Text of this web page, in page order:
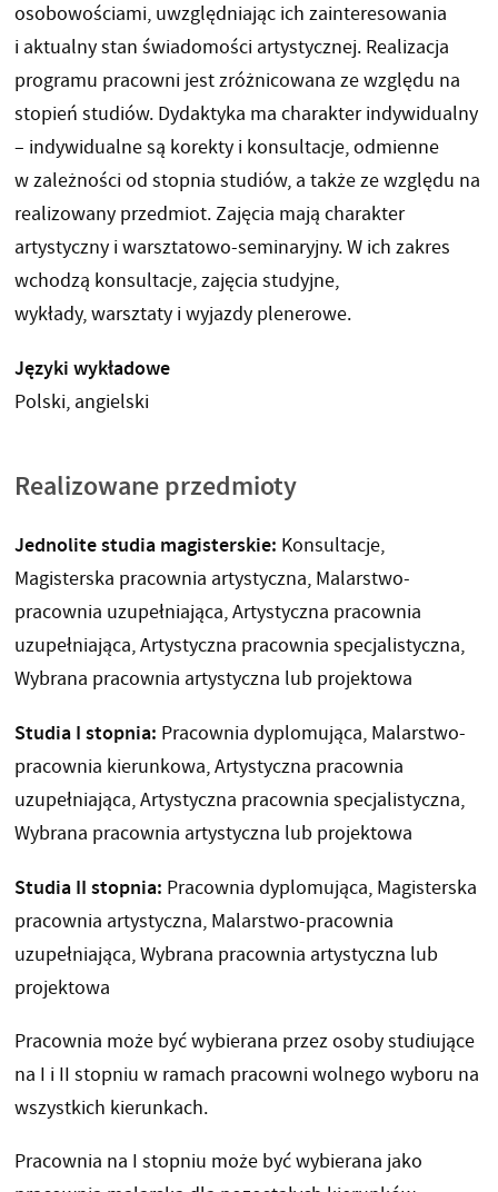
osobowościami, uwzględniając ich zainteresowania
i aktualny stan świadomości artystycznej. Realizacja
programu pracowni jest zróżnicowana ze względu na
stopień studiów. Dydaktyka ma charakter indywidualny
– indywidualne są korekty i konsultacje, odmienne
w zależności od stopnia studiów, a także ze względu na
realizowany przedmiot. Zajęcia mają charakter
artystyczny i warsztatowo-seminaryjny. W ich zakres
wchodzą konsultacje, zajęcia studyjne,
wykłady, warsztaty i wyjazdy plenerowe.
Języki wykładowe
Polski, angielski
Realizowane przedmioty
Jednolite studia magisterskie: Konsultacje,
Magisterska pracownia artystyczna, Malarstwo-
pracownia uzupełniająca, Artystyczna pracownia
uzupełniająca, Artystyczna pracownia specjalistyczna,
Wybrana pracownia artystyczna lub projektowa
Studia I stopnia: Pracownia dyplomująca, Malarstwo-
pracownia kierunkowa, Artystyczna pracownia
uzupełniająca, Artystyczna pracownia specjalistyczna,
Wybrana pracownia artystyczna lub projektowa
Studia II stopnia: Pracownia dyplomująca, Magisterska
pracownia artystyczna, Malarstwo-pracownia
uzupełniająca, Wybrana pracownia artystyczna lub
projektowa
Pracownia może być wybierana przez osoby studiujące
na I i II stopniu w ramach pracowni wolnego wyboru na
wszystkich kierunkach.
Pracownia na I stopniu może być wybierana jako